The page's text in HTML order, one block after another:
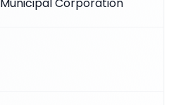
Corporation